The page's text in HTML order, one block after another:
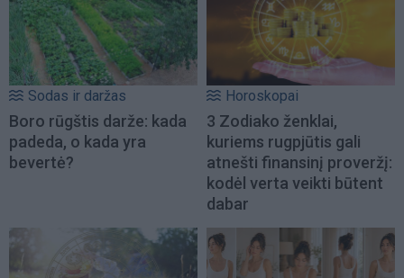
Sodas ir daržas
Boro rūgštis darže: kada
padeda, o kada yra
bevertė?
Horoskopai
3 Zodiako ženklai,
kuriems rugpjūtis gali
atnešti finansinį proveržį:
kodėl verta veikti būtent
dabar